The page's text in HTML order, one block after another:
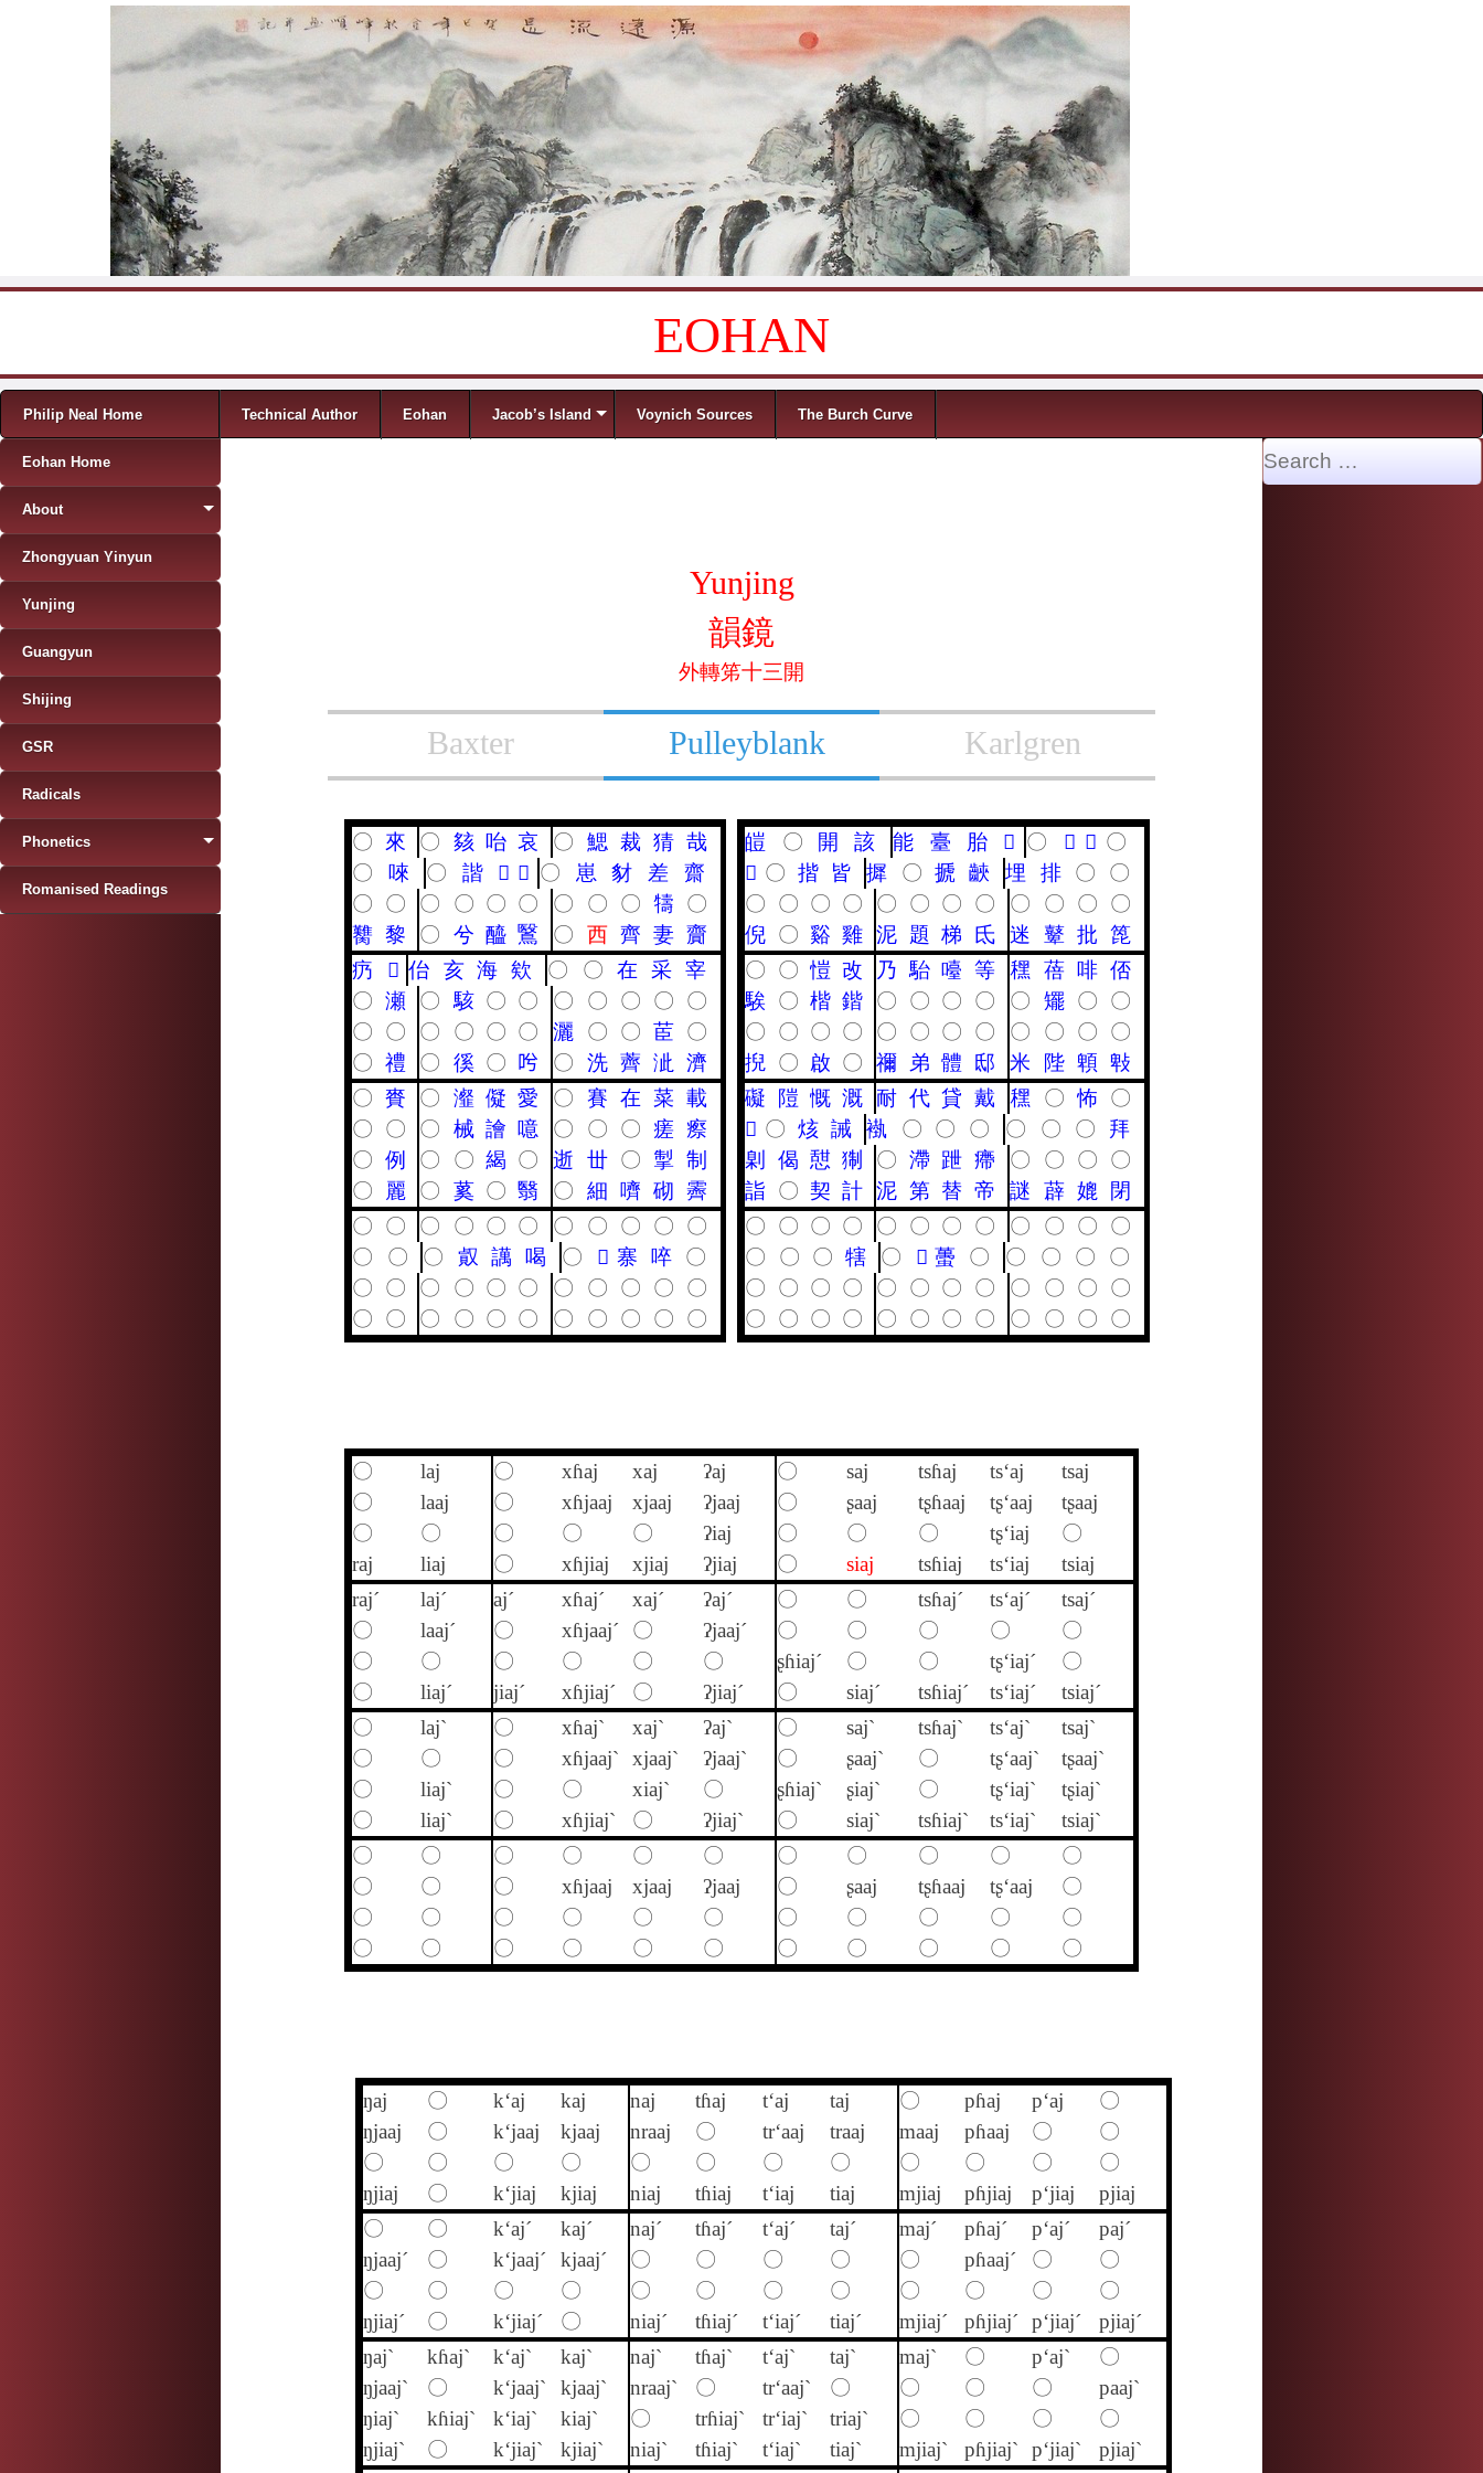
EOHAN
Menu
Skip to content
Philip Neal Home Technical Author Eohan Jacob’s Island Voynich Sources The Burch Curve
Yunjing
韻鏡
外轉笫十三開
Baxter Pulleyblank Karlgren
〇 來 〇 㚊 咍 哀 〇 鰓 裁 猜 哉
〇
唻 〇 諧 𢓬 𢰇 〇 崽 豺 差
齋
〇
〇 〇 〇 〇 〇 〇 〇 〇 㹗
〇
臡 黎 〇 兮 醯 鷖 〇 西 齊 妻 齎
疓
𨦂 佁 亥 海 欸 〇 〇 在 采 宰
〇 瀬 〇 駭 〇 〇 〇 〇 〇 〇
〇
〇
〇 〇 〇 〇 〇 灑 〇 〇 茞 〇
〇 禮 〇 徯 〇 𠯋 〇 洗 薺 泚
濟
〇 賚 〇 瀣 儗 愛 〇 賽 在 菜 載
〇
〇 〇 械 譮 噫 〇 〇 〇 瘥 瘵
〇 例 〇 〇 䋵 〇 逝 丗 〇 掣 制
〇
麗 〇 蒵 〇 翳 〇 細 嚌 砌 霽
〇
〇 〇 〇 〇 〇 〇 〇 〇 〇
〇
〇
〇 〇 㕢 䜕 喝 〇 𠱡 寨 啐
〇
〇
〇 〇 〇 〇 〇 〇 〇 〇 〇
〇
〇
〇 〇 〇 〇 〇 〇 〇 〇 〇 〇
皚 〇 開 該 能 臺 胎 𪒴 〇 𤗏 𡜊 〇
𩂢 〇 揩 皆 摨 〇 搋 䶝 埋 排 〇
〇
〇
〇 〇 〇 〇 〇 〇 〇 〇 〇 〇
〇
倪 〇 谿 雞 泥 題 梯 氐 迷 鼙 批 箆
〇
〇 愷 改 乃 駘 㘆 等 䆀 蓓 啡 俖
騃
〇 楷 鍇 〇 〇 〇 〇 〇 矲 〇
〇
〇
〇 〇 〇 〇 〇 〇 〇 〇 〇 〇
〇
掜 〇 啟 〇 禰 弟 體 邸 米 陛 䫌 㪏
礙
隑 慨 溉 耐 代 貸 戴 䆀 〇 怖
〇
𦗐 〇 烗 誡 褹 〇 〇 〇 〇 〇 〇
拜
㓷
偈 憇 猘 〇 滯 跇 㿃 〇 〇 〇
〇
詣
〇 契 計 泥 第 替 帝 謎 薜 媲
閉
〇
〇 〇 〇 〇 〇 〇 〇 〇 〇 〇
〇
〇
〇 〇 犗 〇 𦤧 蠆 〇 〇 〇 〇
〇
〇
〇 〇 〇 〇 〇 〇 〇 〇 〇 〇
〇
〇
〇 〇 〇 〇 〇 〇 〇 〇 〇 〇 〇
〇 laj 〇 xɦaj xaj ʔaj 〇 saj tsɦaj ts‘aj
tsaj
〇
laaj 〇 xɦjaaj xjaaj ʔjaaj 〇 ʂaaj tʂɦaaj tʂ‘aaj
tʂaaj
〇
〇 〇 〇 〇 ʔiaj 〇 〇 〇 tʂ‘iaj
〇
raj
liaj 〇 xɦjiaj xjiaj ʔjiaj 〇 siaj tsɦiaj ts‘iaj
tsiaj
raj´
laj´ aj´ xɦaj´ xaj´ ʔaj´ 〇 〇 tsɦaj´ ts‘aj´
tsaj´
〇
laaj´ 〇 xɦjaaj´ 〇 ʔjaaj´ 〇 〇 〇 〇
〇
〇
〇 〇 〇 〇 〇 ʂɦiaj´ 〇 〇 tʂ‘iaj´
〇
〇
liaj´ jiaj´ xɦjiaj´ 〇 ʔjiaj´ 〇 siaj´ tsɦiaj´ ts‘iaj´
tsiaj´
〇
laj` 〇 xɦaj` xaj` ʔaj` 〇 saj` tsɦaj` ts‘aj`
tsaj`
〇
〇 〇 xɦjaaj` xjaaj` ʔjaaj` 〇 ʂaaj` 〇 tʂ‘aaj`
tʂaaj`
〇
liaj` 〇 〇 xiaj` 〇 ʂɦiaj` ʂiaj` 〇 tʂ‘iaj`
tʂiaj`
〇
liaj` 〇 xɦjiaj` 〇 ʔjiaj` 〇 siaj` tsɦiaj` ts‘iaj`
tsiaj`
〇
〇 〇 〇 〇 〇 〇 〇 〇 〇
〇
〇
〇 〇 xɦjaaj xjaaj ʔjaaj 〇 ʂaaj tʂɦaaj tʂ‘aaj
〇
〇
〇 〇 〇 〇 〇 〇 〇 〇 〇
〇
〇
〇 〇 〇 〇 〇 〇 〇 〇 〇 〇
ŋaj 〇 k‘aj kaj naj tɦaj t‘aj taj 〇 pɦaj p‘aj
〇
ŋjaaj
〇 k‘jaaj kjaaj nraaj 〇 tr‘aaj traaj maaj pɦaaj 〇
〇
〇
〇 〇 〇 〇 〇 〇 〇 〇 〇 〇
〇
ŋjiaj
〇 k‘jiaj kjiaj niaj tɦiaj t‘iaj tiaj mjiaj pɦjiaj p‘jiaj
pjiaj
〇
〇 k‘aj´ kaj´ naj´ tɦaj´ t‘aj´ taj´ maj´ pɦaj´ p‘aj´
paj´
ŋjaaj´
〇 k‘jaaj´ kjaaj´ 〇 〇 〇 〇 〇 pɦaaj´ 〇
〇
〇
〇 〇 〇 〇 〇 〇 〇 〇 〇 〇
〇
ŋjiaj´
〇 k‘jiaj´ 〇 niaj´ tɦiaj´ t‘iaj´ tiaj´ mjiaj´ pɦjiaj´ p‘jiaj´
pjiaj´
ŋaj`
kɦaj` k‘aj` kaj` naj` tɦaj` t‘aj` taj` maj` 〇 p‘aj`
〇
ŋjaaj`
〇 k‘jaaj` kjaaj` nraaj` 〇 tr‘aaj` 〇 〇 〇 〇
paaj`
ŋiaj`
kɦiaj` k‘iaj` kiaj` 〇 trɦiaj` tr‘iaj` triaj` 〇 〇 〇
〇
ŋjiaj`
〇 k‘jiaj` kjiaj` niaj` tɦiaj` t‘iaj` tiaj` mjiaj` pɦjiaj` p‘jiaj` pjiaj`
Eohan Home
About
Zhongyuan Yinyun
Yunjing
Guangyun
Shijing
GSR
Radicals
Phonetics
Romanised Readings
Search